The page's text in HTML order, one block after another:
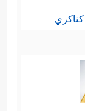
كناكري